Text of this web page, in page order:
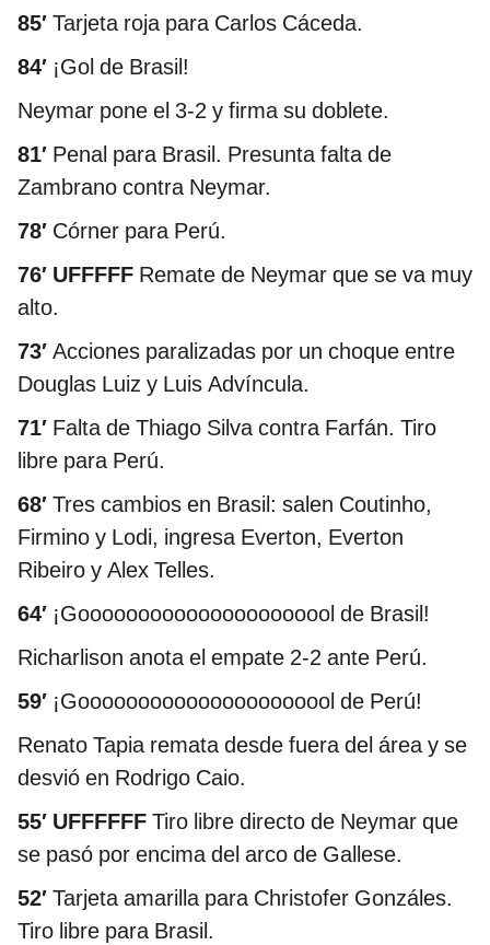
85′ Tarjeta roja para Carlos Cáceda.
84′ ¡Gol de Brasil!
Neymar pone el 3-2 y firma su doblete.
81′ Penal para Brasil. Presunta falta de
Zambrano contra Neymar.
78′ Córner para Perú.
76′ UFFFFF Remate de Neymar que se va muy
alto.
73′ Acciones paralizadas por un choque entre
Douglas Luiz y Luis Advíncula.
71′ Falta de Thiago Silva contra Farfán. Tiro
libre para Perú.
68′ Tres cambios en Brasil: salen Coutinho,
Firmino y Lodi, ingresa Everton, Everton
Ribeiro y Alex Telles.
64′ ¡Goooooooooooooooooooool de Brasil!
Richarlison anota el empate 2-2 ante Perú.
59′ ¡Goooooooooooooooooooool de Perú!
Renato Tapia remata desde fuera del área y se
desvió en Rodrigo Caio.
55′ UFFFFFF Tiro libre directo de Neymar que
se pasó por encima del arco de Gallese.
52′ Tarjeta amarilla para Christofer Gonzáles.
Tiro libre para Brasil.